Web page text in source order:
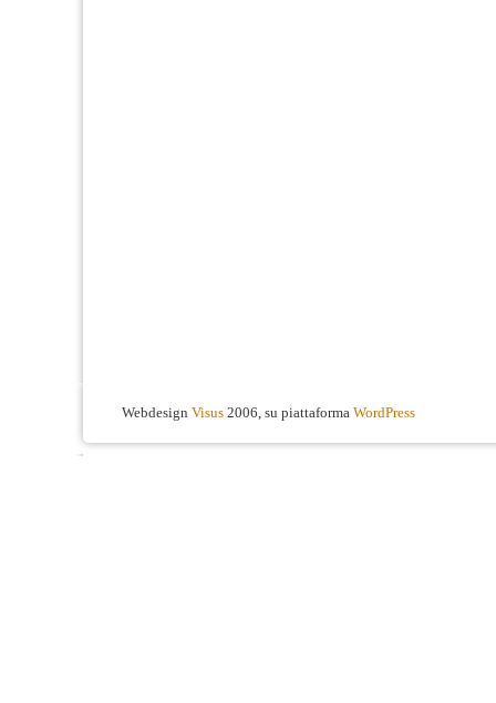
Webdesign Visus 2006, su piattaforma WordPress